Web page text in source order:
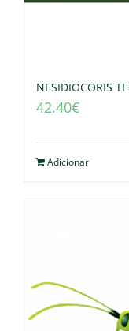
NESIDIOCORIS
42.40€
Adicionar